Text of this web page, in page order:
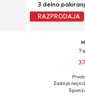
XXL
3 delno
RAZPRODAJA
Razpoložljive
Dodaj
Zadnja